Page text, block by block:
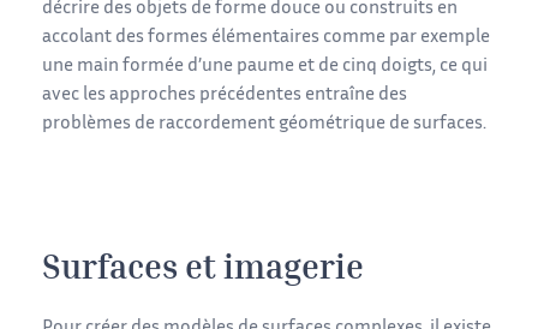
décrire des objets de forme douce ou construits en
accolant des formes élémentaires comme par exemple
une main formée d’une paume et de cinq doigts, ce qui
avec les approches précédentes entraîne des
problèmes de raccordement géométrique de surfaces.
Surfaces et imagerie